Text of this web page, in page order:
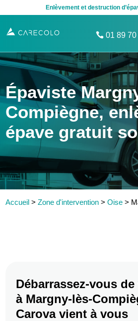
Enlèvement et destruction
01 89 70
Épaviste
Compiègne,
épave gratuit
Accueil >Zone d'intervention >Oise >
Débarrassez-vous
à Margny-lès-
Carova vient à vous